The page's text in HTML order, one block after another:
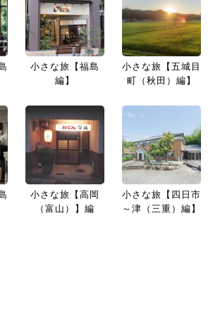
小さな旅【福島
編】
小さな旅【五城目
町（秋田）編】
小さな旅【高岡
（富山）】編
小さな旅【四日市
～津（三重）編】